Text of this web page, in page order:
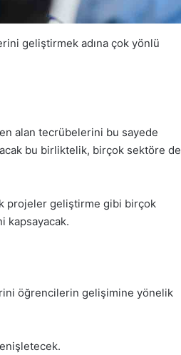
geliştirmek adına çok yönlü
alan tecrübelerini bu sayede
bu birliktelik, birçok sektöre de
projeler geliştirme gibi birçok
kapsayacak.
öğrencilerin gelişimine yönelik